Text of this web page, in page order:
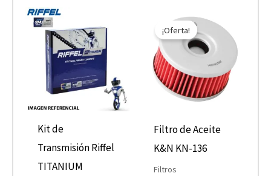
Kit de
Transmisión Riffel
TITANIUM
¡Oferta!
Filtro de Aceite
K&N KN-136
Filtros
precio
original
era:
$7.590.
precio
actual
es:
$3.795.